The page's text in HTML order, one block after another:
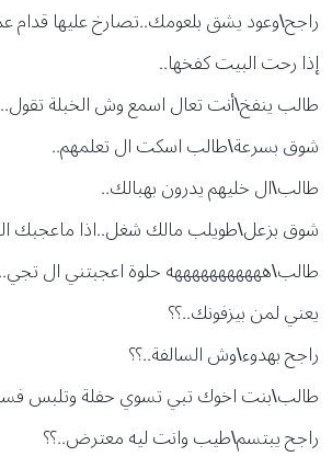
راجح\وعود يشق بلعومك..تصارخ عليها قدام
إذا رحت البيت كفخها..
طالب ينفخ\أنت تعال اسمع وش الخبلة تقول..
شوق بسرعة\طالب اسكت ال تعلمهم..
طالب\ال خليهم يدرون بهبالك..
شوق بزعل\طويلب مالك شغل..اذا ماعجبك
طالب\هههههههههههه حلوة اعجبتني ال تجي..
يعني لمن بيزفونك..؟؟
راجح بهدوء\وش السالفة..؟؟
طالب\بنت اخوك تبي تسوي حفلة وتلبس
راجح يبتسم\طيب وانت ليه معترض..؟؟